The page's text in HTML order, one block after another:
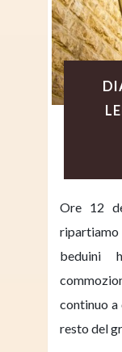
Ore 12
ripartiamo
beduini
continuo
resto del